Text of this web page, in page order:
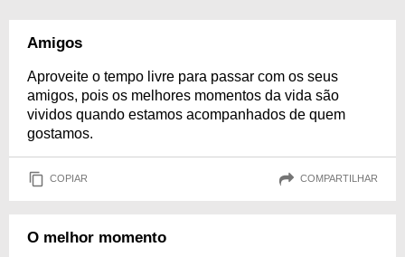
Amigos
Aproveite o tempo livre para passar com os seus
amigos, pois os melhores momentos da vida são
vividos quando estamos acompanhados de quem
gostamos.
COPIAR COMPARTILHAR
O melhor momento